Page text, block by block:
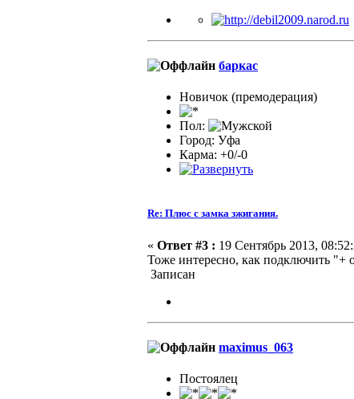
баркас
Новичок (премодерация)
Пол:
Город: Уфа
Карма: +0/-0
Re: Плюс с замка зжигания.
« Ответ #3 : 19 Сентябрь 2013,
Тоже интересно, как подключить "+
Записан
maximus_063
Постоялец